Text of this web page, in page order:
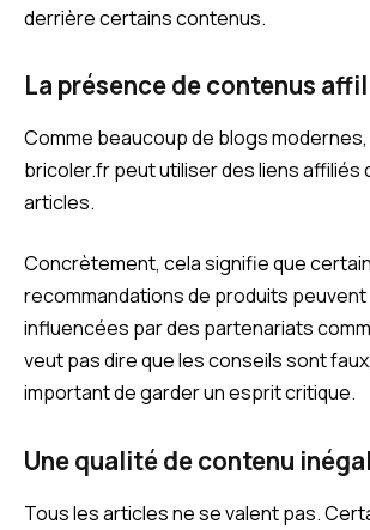
derrière certains contenus.
La présence de contenus
Comme beaucoup de blogs
bricoler.fr peut utiliser des liens affiliés
articles.
Concrètement, cela signifie que
recommandations de produits
influencées par des partenariats
veut pas dire que les conseils sont
important de garder un esprit critique.
Une qualité de contenu
Tous les articles ne se valent pas.